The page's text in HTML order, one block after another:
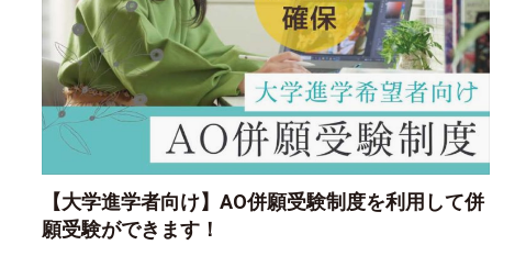
【大学進学者向け】AO併願受験制度を利用して併
願受験ができます！